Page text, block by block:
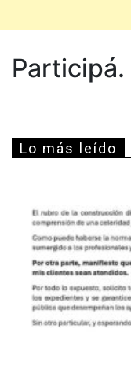
Participá.
Lo más leído